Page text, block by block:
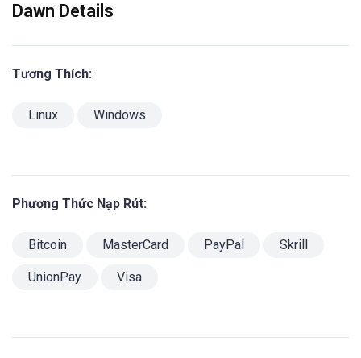
Dawn Details
Tương Thích:
Linux Windows
Phương Thức Nạp Rút:
Bitcoin MasterCard PayPal Skrill
UnionPay Visa